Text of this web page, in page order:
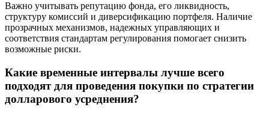
Важно учитывать репутацию фонда, его ликвидность,
структуру комиссий и диверсификацию портфеля. Наличие
прозрачных механизмов, надежных управляющих и
соответствия стандартам регулирования помогает снизить
возможные риски.
Какие временные интервалы лучше всего
подходят для проведения покупки по стратегии
долларового усреднения?